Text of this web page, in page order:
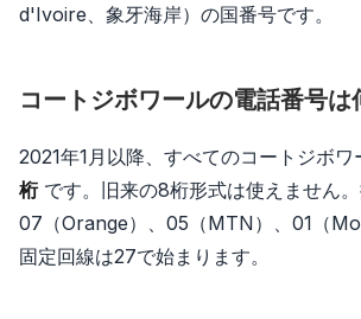
d'Ivoire、象牙海岸）の国番号です。
コートジボワールの電話番号は
2021年1月以降、すべてのコートジボワ
桁です。旧来の8桁形式は使えません
07（Orange）、05（MTN）、01（
固定回線は27で始まります。